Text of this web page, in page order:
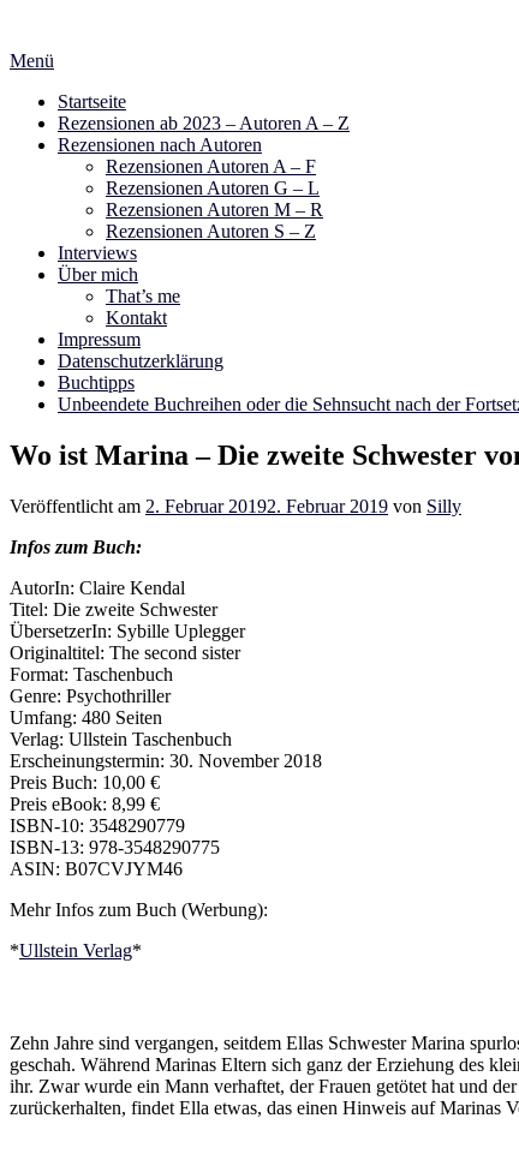
springen
Menü
Startseite
Rezensionen ab 2023 – Autoren A – Z
Rezensionen nach Autoren
Rezensionen Autoren A – F
Rezensionen Autoren G – L
Rezensionen Autoren M – R
Rezensionen Autoren S – Z
Interviews
Über mich
That’s me
Kontakt
Impressum
Datenschutzerklärung
Buchtipps
Unbeendete Buchreihen oder die Sehnsucht nach der
Wo ist Marina – Die zweite Schwester
Veröffentlicht am 2. Februar 20192. Februar 2019 von Silly
Infos zum Buch:
AutorIn: Claire Kendal
Titel: Die zweite Schwester
ÜbersetzerIn: Sybille Uplegger
Originaltitel: The second sister
Format: Taschenbuch
Genre: Psychothriller
Umfang: 480 Seiten
Verlag: Ullstein Taschenbuch
Erscheinungstermin: 30. November 2018
Preis Buch: 10,00 €
Preis eBook: 8,99 €
ISBN-10: 3548290779
ISBN-13: 978-3548290775
ASIN: B07CVJYM46
Mehr Infos zum Buch (Werbung):
*Ullstein Verlag*
Zehn Jahre sind vergangen, seitdem Ellas Schwester Marina
geschah. Während Marinas Eltern sich ganz der Erziehung des
ihr. Zwar wurde ein Mann verhaftet, der Frauen getötet hat und
zurückerhalten, findet Ella etwas, das einen Hinweis auf Marinas